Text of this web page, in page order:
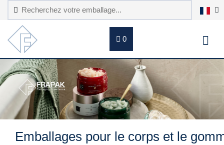
0
Emballages pour le corps et le